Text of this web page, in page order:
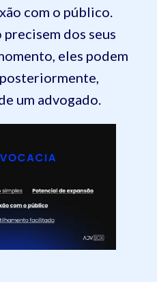
com o público.
precisem dos seus
eles podem
um advogado.